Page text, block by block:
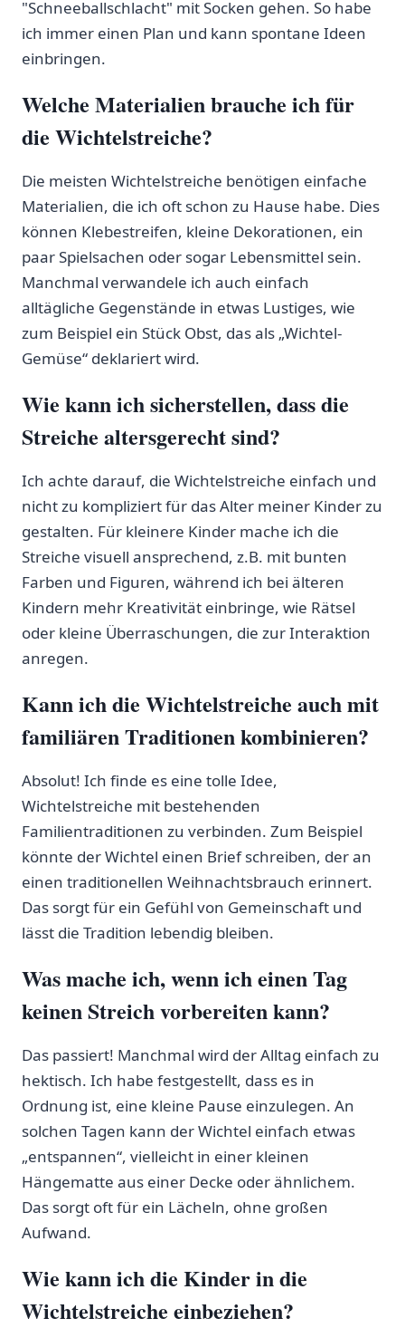
"Schneeballschlacht" mit Socken gehen. So habe
ich immer einen Plan und kann spontane Ideen
einbringen.
Welche Materialien brauche ich für
die Wichtelstreiche?
Die meisten ⁣Wichtelstreiche benötigen einfache
Materialien, die ich oft schon zu Hause habe. Dies
können Klebestreifen, kleine Dekorationen, ein
paar Spielsachen oder sogar Lebensmittel sein.
Manchmal verwandele ich auch einfach
alltägliche Gegenstände in etwas Lustiges,⁢ wie
zum Beispiel ein Stück Obst, das ‍als „Wichtel-
Gemüse“​ deklariert wird.
Wie kann ich​ sicherstellen, dass die
Streiche‍ altersgerecht sind?
Ich achte darauf, die Wichtelstreiche einfach und
nicht zu kompliziert für das Alter meiner Kinder zu
gestalten. Für kleinere Kinder mache ich die
Streiche visuell ‍ansprechend, z.B. mit ⁢bunten
Farben und Figuren, während ich bei älteren​
Kindern mehr Kreativität einbringe, ‌wie Rätsel
oder kleine Überraschungen,​ die zur Interaktion
⁣anregen.
Kann ich die Wichtelstreiche‍ auch⁤ mit
familiären Traditionen kombinieren?
Absolut! Ich finde es eine tolle ‍Idee,
Wichtelstreiche mit bestehenden
Familientraditionen zu verbinden. ‍Zum Beispiel
könnte der Wichtel einen Brief schreiben,‌ der ​an
‍einen traditionellen ⁢Weihnachtsbrauch erinnert.
Das sorgt für ein Gefühl von Gemeinschaft und
lässt die Tradition lebendig bleiben.
Was mache ich, wenn ich einen ⁢Tag
keinen ⁤Streich vorbereiten kann?
Das passiert! Manchmal wird der Alltag einfach zu
hektisch.​ Ich habe festgestellt, dass ⁢es in
Ordnung​ ist, eine kleine Pause einzulegen. An‍
solchen Tagen kann der Wichtel einfach ​etwas
„entspannen“, ‌vielleicht ⁣in einer kleinen
Hängematte aus einer Decke oder ähnlichem.
Das sorgt oft für ein Lächeln, ohne großen⁢
Aufwand.
Wie kann ich die Kinder in die
⁢Wichtelstreiche einbeziehen?